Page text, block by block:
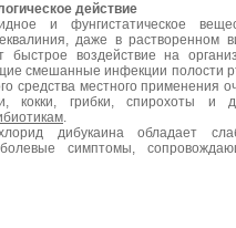
действие
и фунгистатическое
даже в растворенном
быстрое воздействие на
смешанные инфекции полости
средства местного применения
кокки, грибки, спирохоты и
.
дибукаина обладает
симптомы,